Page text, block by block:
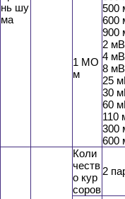
нь шу
ма
1 МО
м
500
600
900
2
4
8
25
30
60
110
300
600
Коли
честв
о кур
соров
2